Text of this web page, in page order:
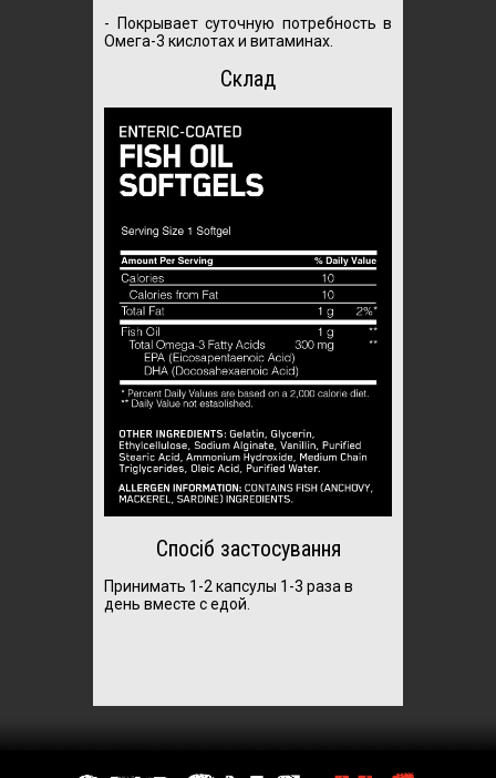
- Покрывает суточную потребность в
Омега-3 кислотах и витаминах.
Склад
Спосіб застосування
Принимать 1-2 капсулы 1-3 раза в
день вместе с едой.